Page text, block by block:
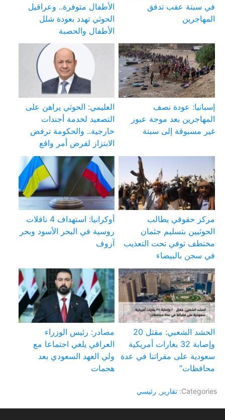
في سبتة عقب تدفق
المهاجرين
الأطفال متوفرة.. وعراقيل
الحوثي تهدد بعودة شلل
الأطفال والحصبة
إسبانيا: عودة نصف
المهاجرين بعد موجة عبور
غير مسبوقة إلى سبتة
العليمي: الحوثي يراهن على
التصعيد لخدمة أجندات
خارجية.. والحكومة ترفض
الابتزاز لفرض أمر واقع
مركز حقوقي يطالب
الحوثيين بتسليم جثمان
مختطف توفي تحت التعذيب
في سجن بالبيضاء
أوكرانيا: استهداف 4 ناقلات
روسية في البحر الأسود وبحر
آزوف
الحشد الشعبي: مقتل 20
وإصابة 32 بغارات أمريكية
سعودية على مقراتنا في عدة
محافظات”
مصادر: رئيس الوزراء
العراقي يلغي اجتماعا مع
ولي العهد السعودي بعد
هجمات
Categories: تقارير , رئيسي